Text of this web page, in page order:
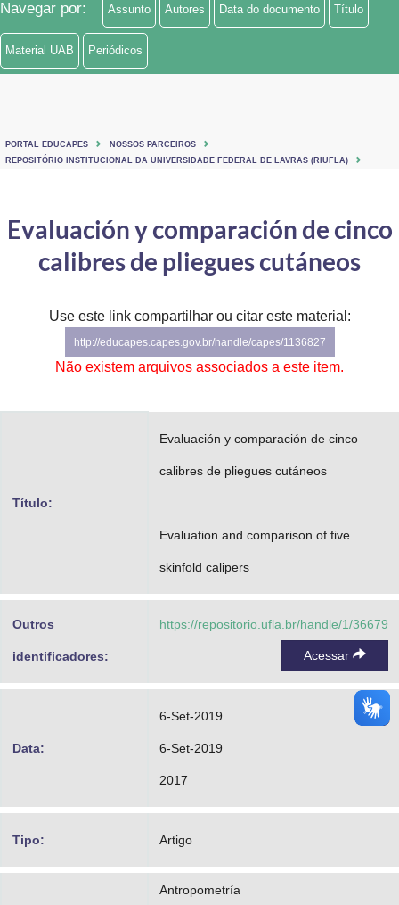
Ministério de Minas e Energia
Ministério da Ciência, Tecnologia, Inovações e Comunicações
Ministério do Turismo
Controladoria-Geral da União
Ministério da Mulher, da Família e dos Direitos Humanos
Secretaria de Governo
Gabinete de Segurança Institucional
Navegar por: Assunto Autores Data do documento Título
Material UAB Periódicos
PORTAL EDUCAPES
NOSSOS PARCEIROS
REPOSITÓRIO INSTITUCIONAL DA UNIVERSIDADE FEDERAL DE LAVRAS (RIUFLA)
Evaluación y comparación de cinco
calibres de pliegues cutáneos
Use este link compartilhar ou citar este material:
http://educapes.capes.gov.br/handle/capes/1136827
Não existem arquivos associados a este item.
Título:
Evaluación y comparación de cinco
calibres de pliegues cutáneos
Evaluation and comparison of five
skinfold calipers
Outros
identificadores:
https://repositorio.ufla.br/handle/1/36679
Acessar
Data:
6-Set-2019
6-Set-2019
2017
Tipo: Artigo
Antropometría